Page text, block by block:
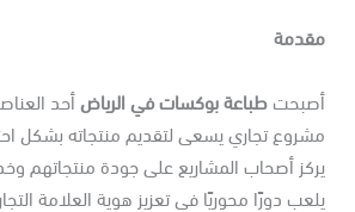
طباعة بوكسات في الرياضأحد العناصر
تجاري يسعى لتقديم منتجاته بشكل
أصحاب المشاريع على جودة منتجاتهم
دورًا محوريًا في تعزيز هوية العلامة التجارية